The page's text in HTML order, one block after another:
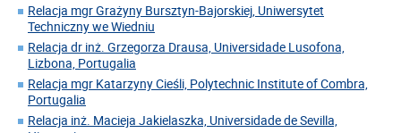
Relacja mgr Grażyny Bursztyn-Bajorskiej, Uniwersytet
Techniczny we Wiedniu
Relacja dr inż. Grzegorza Drausa, Universidade Lusofona,
Lizbona, Portugalia
Relacja mgr Katarzyny Cieśli, Polytechnic Institute of Combra,
Portugalia
Relacja inż. Macieja Jakielaszka, Universidade de Sevilla,